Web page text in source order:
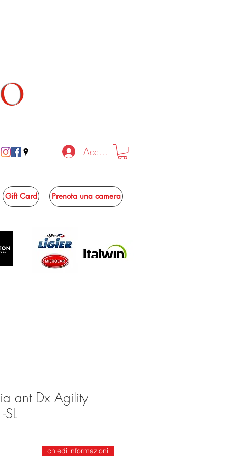
Accedi
Gift Card Prenota una camera
ant Dx Agility
chiedi informazioni